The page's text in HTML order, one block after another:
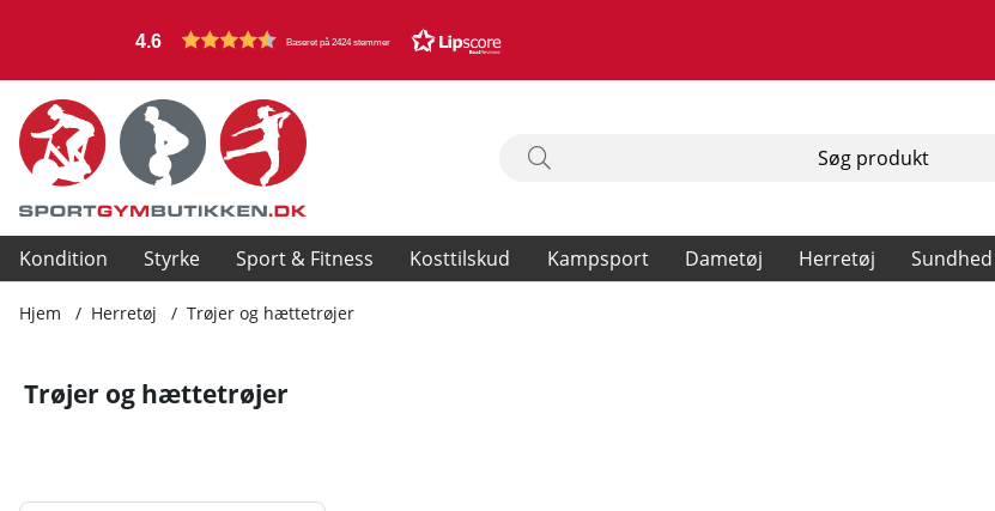
4.6 Baseret på 2424 stemmer
Kondition Styrke Sport & Fitness Kosttilskud Kampsport Dametøj Herretøj Sundhed
Hjem Herretøj Trøjer og hættetrøjer
Trøjer og hættetrøjer